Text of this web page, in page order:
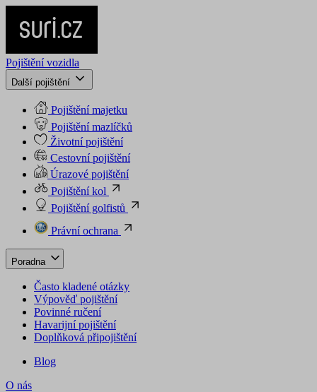
Pojištění vozidla
Další pojištění
Pojištění majetku
Pojištění mazlíčků
Životní pojištění
Cestovní pojištění
Úrazové pojištění
Pojištění kol
Pojištění golfistů
Právní ochrana
Poradna
Často kladené otázky
Výpověď pojištění
Povinné ručení
Havarijní pojištění
Doplňková připojištění
Blog
O nás